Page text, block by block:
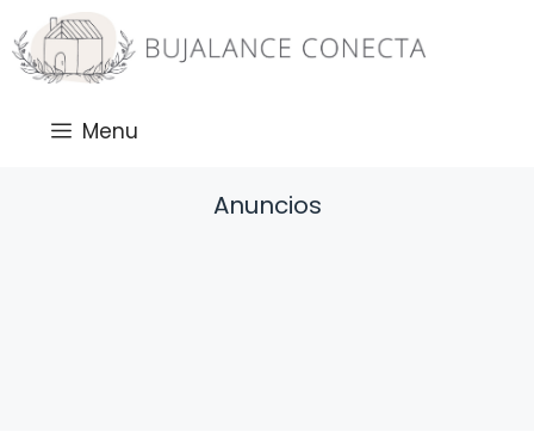
Saltar
al
contenido
Menu
Anuncios